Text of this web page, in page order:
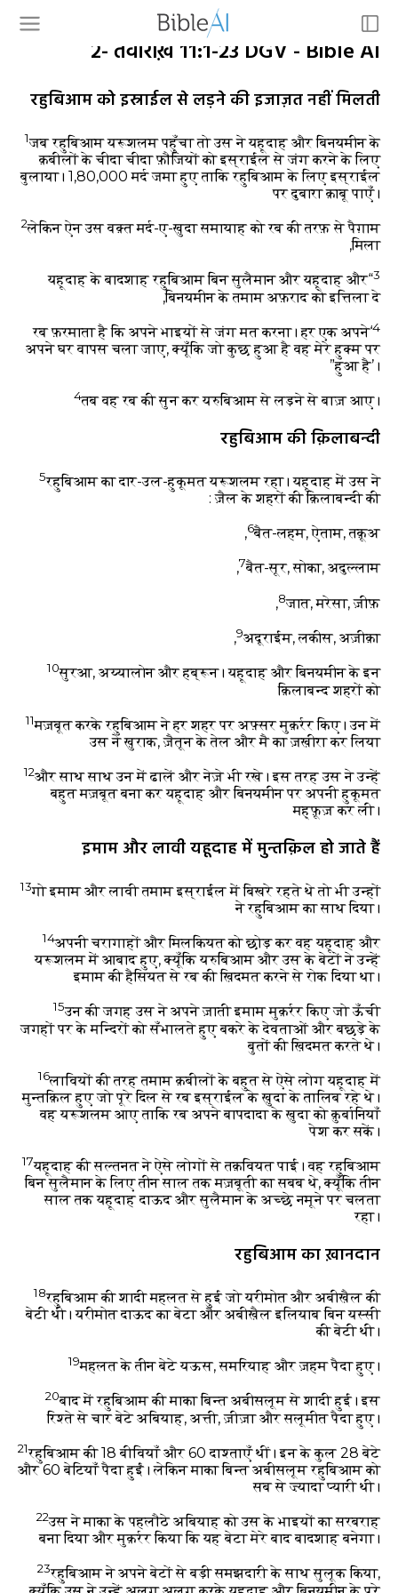
२- तवारीख़ 11:1-23 DGV - Bible AI
रहुबिआम को इस्राईल से लड़ने की इजाज़त नहीं मिलती
1जब रहुबिआम यरूशलम पहुँचा तो उस ने यहूदाह और बिनयमीन के
क़बीलों के चीदा चीदा फ़ौजियों को इस्राईल से जंग करने के लिए
बुलाया। 1,80,000 मर्द जमा हुए ताकि रहुबिआम के लिए इस्राईल
पर दुबारा क़ाबू पाएँ।
2लेकिन ऐन उस वक़्त मर्द-ए-ख़ुदा समायाह को रब की तरफ़ से पैग़ाम
मिला,
3
“यहूदाह के बादशाह रहुबिआम बिन सुलैमान और यहूदाह और
बिनयमीन के तमाम अफ़राद को इत्तिला दे,
4
‘रब फ़रमाता है कि अपने भाइयों से जंग मत करना। हर एक अपने
अपने घर वापस चला जाए, क्यूँकि जो कुछ हुआ है वह मेरे हुक्म पर
हुआ है’।”
4तब वह रब की सुन कर यरुबिआम से लड़ने से बाज़ आए।
रहुबिआम की क़िलाबन्दी
5रहुबिआम का दार-उल-हुकूमत यरूशलम रहा। यहूदाह में उस ने
ज़ैल के शहरों की क़िलाबन्दी की :
6बैत-लहम, ऐताम, तक़ूअ,
7बैत-सूर, सोका, अदुल्लाम,
8जात, मरेसा, ज़ीफ़,
9अदूराईम, लकीस, अज़ीक़ा,
10सुरआ, अय्यालोन और हब्रून। यहूदाह और बिनयमीन के इन
क़िलाबन्द शहरों को
11मज़बूत करके रहुबिआम ने हर शहर पर अफ़्सर मुक़र्रर किए। उन में
उस ने ख़ुराक, ज़ैतून के तेल और मै का ज़ख़ीरा कर लिया
12और साथ साथ उन में ढालें और नेज़े भी रखे। इस तरह उस ने उन्हें
बहुत मज़बूत बना कर यहूदाह और बिनयमीन पर अपनी हुकूमत
मह्फ़ूज़ कर ली।
इमाम और लावी यहूदाह में मुन्तक़िल हो जाते हैं
13गो इमाम और लावी तमाम इस्राईल में बिखरे रहते थे तो भी उन्हों
ने रहुबिआम का साथ दिया।
14अपनी चरागाहों और मिलकियत को छोड़ कर वह यहूदाह और
यरूशलम में आबाद हुए, क्यूँकि यरुबिआम और उस के बेटों ने उन्हें
इमाम की हैसियत से रब की ख़िदमत करने से रोक दिया था।
15उन की जगह उस ने अपने ज़ाती इमाम मुक़र्रर किए जो ऊँची
जगहों पर के मन्दिरों को सँभालते हुए बकरे के देवताओं और बछड़े के
बुतों की ख़िदमत करते थे।
16लावियों की तरह तमाम क़बीलों के बहुत से ऐसे लोग यहूदाह में
मुन्तक़िल हुए जो पूरे दिल से रब इस्राईल के ख़ुदा के तालिब रहे थे।
वह यरूशलम आए ताकि रब अपने बापदादा के ख़ुदा को क़ुर्बानियाँ
पेश कर सकें।
17यहूदाह की सल्तनत ने ऐसे लोगों से तक़वियत पाई। वह रहुबिआम
बिन सुलैमान के लिए तीन साल तक मज़बूती का सबब थे, क्यूँकि तीन
साल तक यहूदाह दाऊद और सुलैमान के अच्छे नमूने पर चलता
रहा।
रहुबिआम का ख़ानदान
18रहुबिआम की शादी महलत से हुई जो यरीमोत और अबीख़ैल की
बेटी थी। यरीमोत दाऊद का बेटा और अबीख़ैल इलियाब बिन यस्सी
की बेटी थी।
19महलत के तीन बेटे यऊस, समरियाह और ज़हम पैदा हुए।
20बाद में रहुबिआम की माका बिन्त अबीसलूम से शादी हुई। इस
रिश्ते से चार बेटे अबियाह, अत्ती, ज़ीज़ा और सलूमीत पैदा हुए।
21रहुबिआम की 18 बीवियाँ और 60 दाश्ताएँ थीं। इन के कुल 28 बेटे
और 60 बेटियाँ पैदा हुईं। लेकिन माका बिन्त अबीसलूम रहुबिआम को
सब से ज़्यादा प्यारी थी।
22उस ने माका के पहलौठे अबियाह को उस के भाइयों का सरबराह
बना दिया और मुक़र्रर किया कि यह बेटा मेरे बाद बादशाह बनेगा।
23रहुबिआम ने अपने बेटों से बड़ी समझदारी के साथ सुलूक किया,